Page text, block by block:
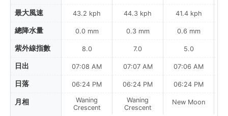
最大風速
總降水量
紫外線指數
日出
日落
月相
43.2 kph
0.0 mm
8.0
07:08 AM
06:24 PM
Waning
Crescent
44.3 kph
0.3 mm
7.0
07:07 AM
06:24 PM
Waning
Crescent
41.4 kph
0.6 mm
5.0
07:06 AM
06:24 PM
New Moon